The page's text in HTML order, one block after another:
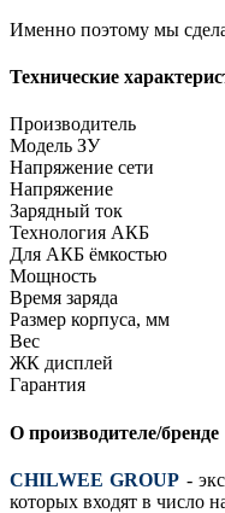
Именно поэтому мы
Технические
Производитель
Модель ЗУ
Напряжение сети
Напряжение
Зарядный ток
Технология АКБ
Для АКБ ёмкостью
Мощность
Время заряда
Размер корпуса, мм
Вес
ЖК дисплей
Гарантия
О производителе/бренде
CHILWEE GROUP -
которых входят в число